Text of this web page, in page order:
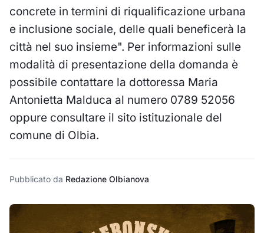
concrete in termini di riqualificazione urbana
e inclusione sociale, delle quali beneficerà la
città nel suo insieme". Per informazioni sulle
modalità di presentazione della domanda è
possibile contattare la dottoressa Maria
Antonietta Malduca al numero 0789 52056
oppure consultare il sito istituzionale del
comune di Olbia.
Pubblicato da Redazione Olbianova